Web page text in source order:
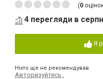
(0
4 перегляди в
Я
Ніхто ще не рекомендував
Авторизуйтесь